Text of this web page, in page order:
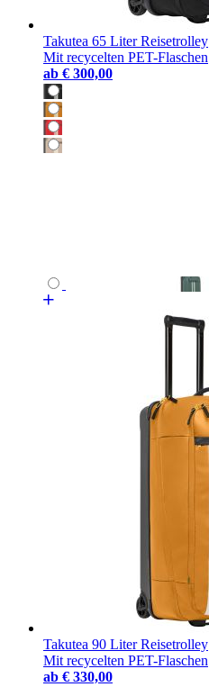
Takutea 65 Liter Reisetrolley
Mit recycelten PET-Flaschen
ab € 300,00
Takutea 90 Liter Reisetrolley
Mit recycelten PET-Flaschen
ab € 330,00